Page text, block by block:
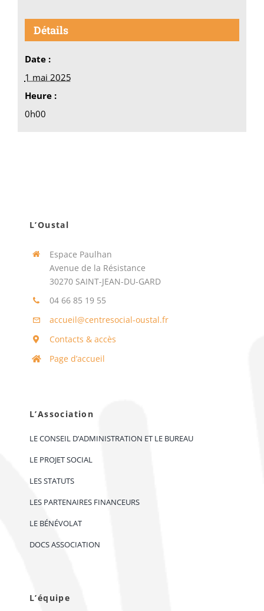
Détails
Date :
1 mai 2025
Heure :
0h00
L’Oustal
Espace Paulhan
Avenue de la Résistance
30270 SAINT-JEAN-DU-GARD
04 66 85 19 55
accueil@centresocial-oustal.fr
Contacts & accès
Page d’accueil
L’Association
LE CONSEIL D’ADMINISTRATION ET LE BUREAU
LE PROJET SOCIAL
LES STATUTS
LES PARTENAIRES FINANCEURS
LE BÉNÉVOLAT
DOCS ASSOCIATION
L’équipe